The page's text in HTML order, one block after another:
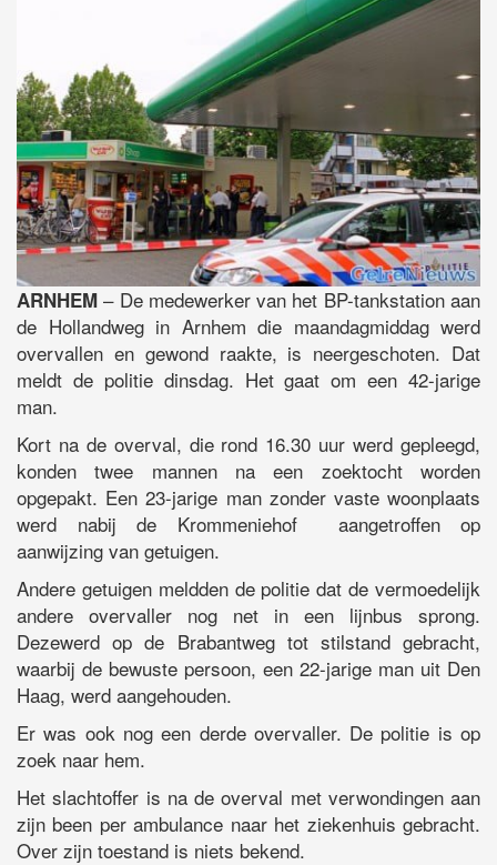
ARNHEM – De medewerker van het BP-tankstation aan
de Hollandweg in Arnhem die maandagmiddag werd
overvallen en gewond raakte, is neergeschoten. Dat
meldt de politie dinsdag. Het gaat om een 42-jarige
man.
Kort na de overval, die rond 16.30 uur werd gepleegd,
konden twee mannen na een zoektocht worden
opgepakt. Een 23-jarige man zonder vaste woonplaats
werd nabij de Krommeniehof aangetroffen op
aanwijzing van getuigen.
Andere getuigen meldden de politie dat de vermoedelijk
andere overvaller nog net in een lijnbus sprong.
Dezewerd op de Brabantweg tot stilstand gebracht,
waarbij de bewuste persoon, een 22-jarige man uit Den
Haag, werd aangehouden.
Er was ook nog een derde overvaller. De politie is op
zoek naar hem.
Het slachtoffer is na de overval met verwondingen aan
zijn been per ambulance naar het ziekenhuis gebracht.
Over zijn toestand is niets bekend.